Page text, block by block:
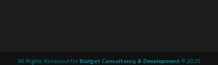
All Rights Reserved forBudget Consultancy & Development © 2025